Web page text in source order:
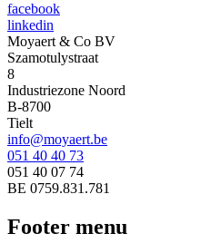
facebook
linkedin
Moyaert & Co BV
Szamotulystraat
8
Industriezone Noord
B-8700
Tielt
info@moyaert.be
051 40 40 73
051 40 07 74
BE 0759.831.781
Footer menu